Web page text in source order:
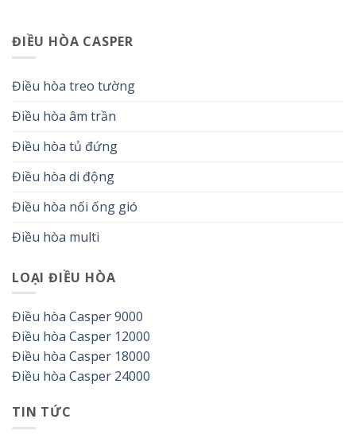
ĐIỀU HÒA CASPER
Điều hòa treo tường
Điều hòa âm trần
Điều hòa tủ đứng
Điều hòa di động
Điều hòa nối ống gió
Điều hòa multi
LOẠI ĐIỀU HÒA
Điều hòa Casper 9000
Điều hòa Casper 12000
Điều hòa Casper 18000
Điều hòa Casper 24000
TIN TỨC